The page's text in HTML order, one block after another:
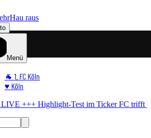
Hau raus
Menü
🐐 1. FC Köln
♥️ Köln
🏆 Sport
Test im TickerFC trifft früh – dann